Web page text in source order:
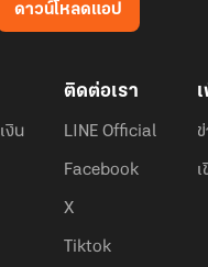
ดาวน์โหลดแอป
งิน
ติดต่อเรา
LINE Official
Facebook
X
Tiktok